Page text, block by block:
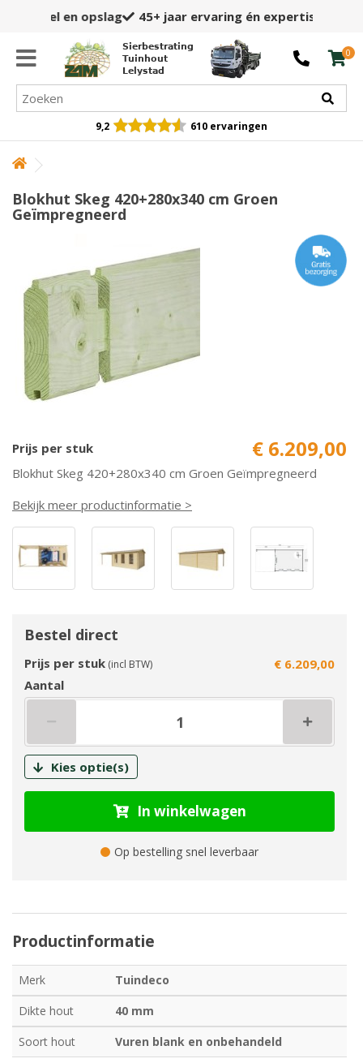
45+ jaarervaring én expertise
Sierbestrating
Tuinhout
Lelystad
0
9,2 610 ervaringen
Blokhut Skeg 420+280x340 cm Groen
Geïmpregneerd
Prijs per stuk € 6.209,00
Blokhut Skeg 420+280x340 cm Groen Geïmpregneerd
Bekijk meer productinformatie >
Bestel direct
Prijs per stuk (incl BTW)
€ 6.209,00
Aantal
Kies optie(s)
In winkelwagen
Op bestelling snel leverbaar
Productinformatie
Merk
Tuindeco
Dikte hout
40 mm
Soort hout
Vuren blank en onbehandeld